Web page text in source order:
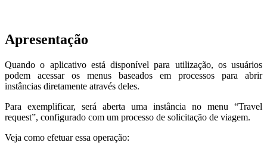
Apresentação
Quando o aplicativo está disponível para utilização, os usuários
podem acessar os menus baseados em processos para abrir
instâncias diretamente através deles.
Para exemplificar, será aberta uma instância no menu “Travel
request”, configurado com um processo de solicitação de viagem.
Veja como efetuar essa operação: